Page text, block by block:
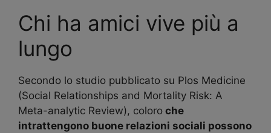
Chi ha amici vive più a
lungo
Secondo lo studio pubblicato su Plos Medicine
(Social Relationships and Mortality Risk: A
Meta-analytic Review), coloro che
intrattengono buone relazioni sociali possono